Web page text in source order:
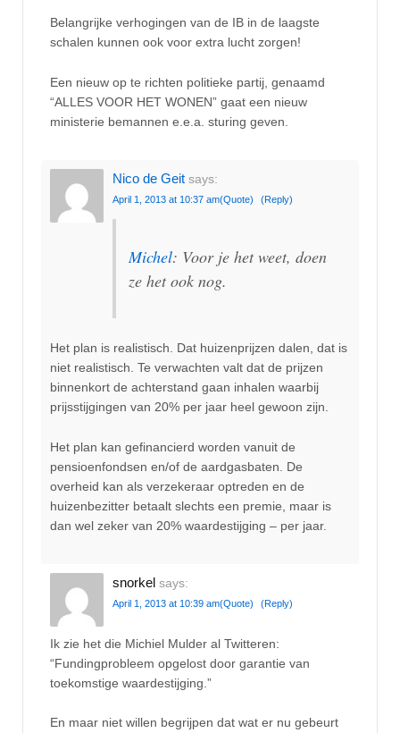
Belangrijke verhogingen van de IB in de laagste
schalen kunnen ook voor extra lucht zorgen!
Een nieuw op te richten politieke partij, genaamd
“ALLES VOOR HET WONEN” gaat een nieuw
ministerie bemannen e.e.a. sturing geven.
Nico de Geit says:
April 1, 2013 at 10:37 am(Quote) (Reply)
Michel: Voor je het weet, doen
ze het ook nog.
Het plan is realistisch. Dat huizenprijzen dalen, dat is
niet realistisch. Te verwachten valt dat de prijzen
binnenkort de achterstand gaan inhalen waarbij
prijsstijgingen van 20% per jaar heel gewoon zijn.
Het plan kan gefinancierd worden vanuit de
pensioenfondsen en/of de aardgasbaten. De
overheid kan als verzekeraar optreden en de
huizenbezitter betaalt slechts een premie, maar is
dan wel zeker van 20% waardestijging – per jaar.
snorkel says:
April 1, 2013 at 10:39 am(Quote) (Reply)
Ik zie het die Michiel Mulder al Twitteren:
“Fundingprobleem opgelost door garantie van
toekomstige waardestijging.”
En maar niet willen begrijpen dat wat er nu gebeurt